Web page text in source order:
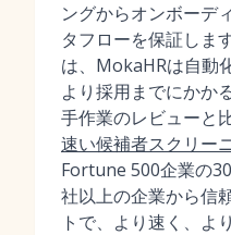
ングからオンボーデ
タフローを保証しま
は、MokaHRは自動
より採用までにかか
手作業のレビューと
速い候補者スクリー
Fortune 500企業の
社以上の企業から信
トで、より速く、よ